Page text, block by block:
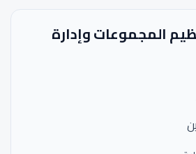
المجموعات وإدارة